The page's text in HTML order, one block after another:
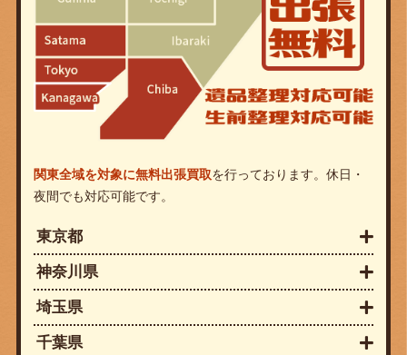
関東全域を対象に無料出張買取を行っております。休日・
夜間でも対応可能です。
東京都
神奈川県
埼玉県
千葉県